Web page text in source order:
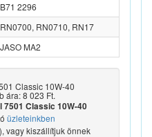
B71 2296
RN0700, RN0710, RN17
JASO MA2
Classic 10W-40
ára: 8 023 Ft.
7501 Classic 10W-40
üzleteinkben
vagy kiszállítjuk önnek